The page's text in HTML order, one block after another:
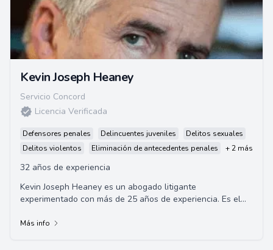
Kevin Joseph Heaney
Servicio Concord
Licencia Verificada
Defensores penales Delincuentes juveniles
Delitos sexuales
Delitos violentos
Eliminación de antecedentes penales + 2 más
32 años de experiencia
Kevin Joseph Heaney es un abogado litigante
experimentado con más de 25 años de experiencia. Es el
Más info